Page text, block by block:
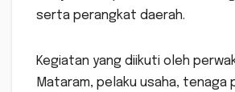
serta perangkat daerah.
Kegiatan yang diikuti oleh
Mataram, pelaku usaha, tenaga